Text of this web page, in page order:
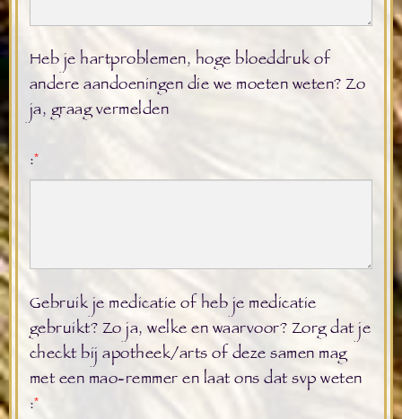
Heb je hartproblemen, hoge bloeddruk of
andere aandoeningen die we moeten weten? Zo
ja, graag vermelden
:*
Gebruik je medicatie of heb je medicatie
gebruikt? Zo ja, welke en waarvoor? Zorg dat je
checkt bij apotheek/arts of deze samen mag
met een mao-remmer en laat ons dat svp weten
:*